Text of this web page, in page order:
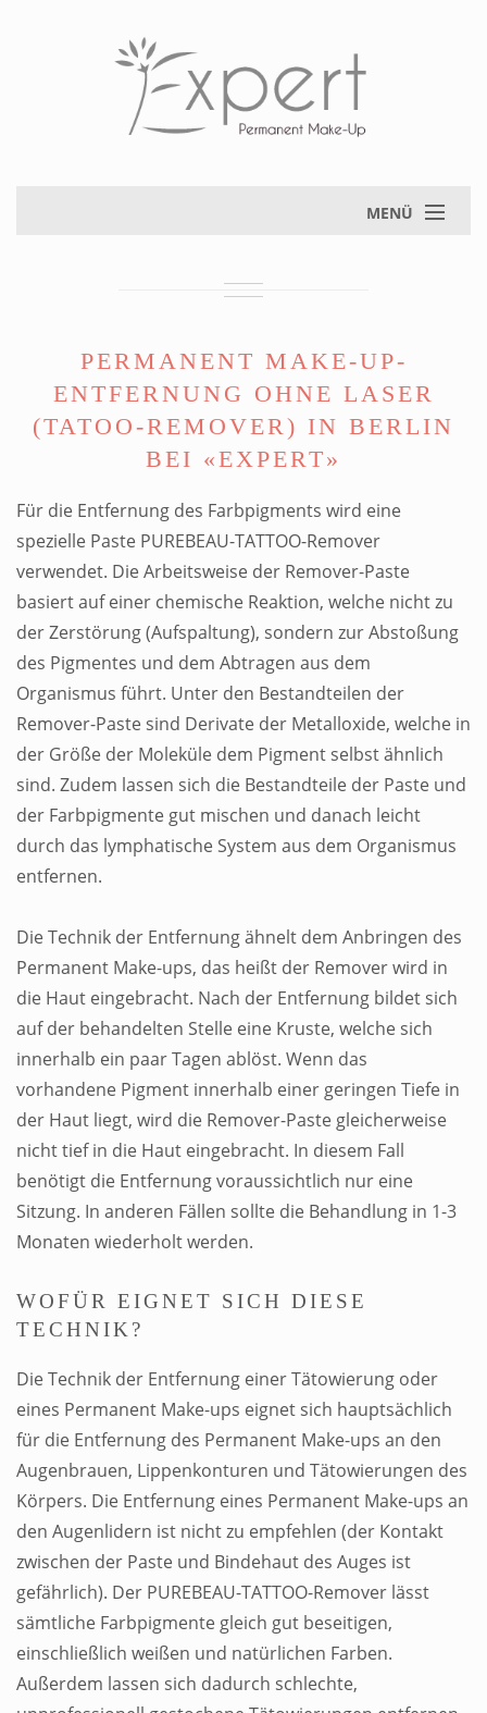
MENÜ
PERMANENT MAKE-UP-
ENTFERNUNG OHNE LASER
(TATOO-REMOVER) IN BERLIN
BEI «EXPERT»
Für die Entfernung des Farbpigments wird eine
spezielle Paste PUREBEAU-TATTOO-Remover
verwendet. Die Arbeitsweise der Remover-Paste
basiert auf einer chemische Reaktion, welche nicht zu
der Zerstörung (Aufspaltung), sondern zur Abstoßung
des Pigmentes und dem Abtragen aus dem
Organismus führt. Unter den Bestandteilen der
Remover-Paste sind Derivate der Metalloxide, welche in
der Größe der Moleküle dem Pigment selbst ähnlich
sind. Zudem lassen sich die Bestandteile der Paste und
der Farbpigmente gut mischen und danach leicht
durch das lymphatische System aus dem Organismus
entfernen.
Die Technik der Entfernung ähnelt dem Anbringen des
Permanent Make-ups, das heißt der Remover wird in
die Haut eingebracht. Nach der Entfernung bildet sich
auf der behandelten Stelle eine Kruste, welche sich
innerhalb ein paar Tagen ablöst. Wenn das
vorhandene Pigment innerhalb einer geringen Tiefe in
der Haut liegt, wird die Remover-Paste gleicherweise
nicht tief in die Haut eingebracht. In diesem Fall
benötigt die Entfernung voraussichtlich nur eine
Sitzung. In anderen Fällen sollte die Behandlung in 1-3
Monaten wiederholt werden.
WOFÜR EIGNET SICH DIESE
TECHNIK?
Die Technik der Entfernung einer Tätowierung oder
eines Permanent Make-ups eignet sich hauptsächlich
für die Entfernung des Permanent Make-ups an den
Augenbrauen, Lippenkonturen und Tätowierungen des
Körpers. Die Entfernung eines Permanent Make-ups an
den Augenlidern ist nicht zu empfehlen (der Kontakt
zwischen der Paste und Bindehaut des Auges ist
gefährlich). Der PUREBEAU-TATTOO-Remover lässt
sämtliche Farbpigmente gleich gut beseitigen,
einschließlich weißen und natürlichen Farben.
Außerdem lassen sich dadurch schlechte,